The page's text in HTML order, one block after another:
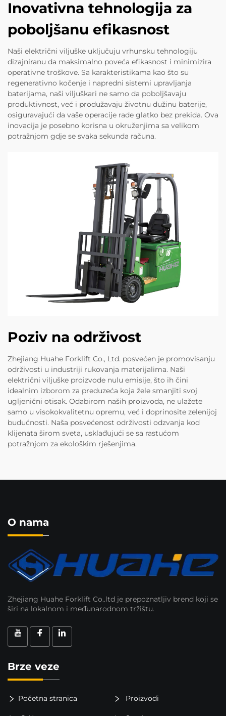
Inovativna tehnologija za
poboljšanu efikasnost
Naši električni viljuške uključuju vrhunsku tehnologiju
dizajniranu da maksimalno poveća efikasnost i minimizira
operativne troškove. Sa karakteristikama kao što su
regenerativno kočenje i napredni sistemi upravljanja
baterijama, naši viljuškari ne samo da poboljšavaju
produktivnost, već i produžavaju životnu dužinu baterije,
osiguravajući da vaše operacije rade glatko bez prekida. Ova
inovacija je posebno korisna u okruženjima sa velikom
potražnjom gdje se svaka sekunda računa.
Poziv na održivost
Zhejiang Huahe Forklift Co., Ltd. posvećen je promovisanju
održivosti u industriji rukovanja materijalima. Naši
električni viljuške proizvode nulu emisije, što ih čini
idealnim izborom za preduzeća koja žele smanjiti svoj
ugljenični otisak. Odabirom naših proizvoda, ne ulažete
samo u visokokvalitetnu opremu, već i doprinosite zelenijoj
budućnosti. Naša posvećenost održivosti odzvanja kod
klijenata širom sveta, usklađujući se sa rastućom
potražnjom za ekološkim rješenjima.
O nama
Zhejiang Huahe Forklift Co..ltd je prepoznatljiv brend koji se
širi na lokalnom i međunarodnom tržištu.
Brze veze
Početna stranica Proizvodi